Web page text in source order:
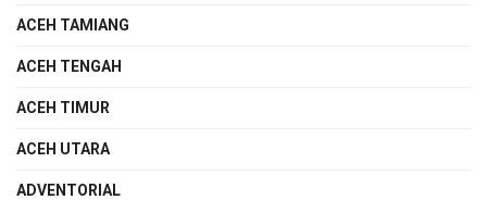
ACEH TAMIANG
ACEH TENGAH
ACEH TIMUR
ACEH UTARA
ADVENTORIAL